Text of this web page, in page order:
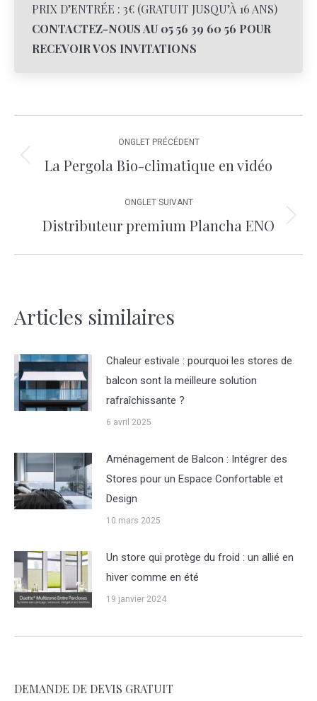
PRIX D’ENTRÉE : 3€ (GRATUIT JUSQU’À 16 ANS)
CONTACTEZ-NOUS AU 05 56 39 60 56 POUR
RECEVOIR VOS INVITATIONS
Navigation
commentaire
ONGLET PRÉCÉDENT
Onglet
La Pergola Bio-climatique en vidéo
ONGLET SUIVANT
Onglet
Distributeur premium Plancha ENO
Articles similaires
Chaleur estivale : pourquoi les stores de
balcon sont la meilleure solution
rafraîchissante ?
6 avril 2025
Aménagement de Balcon : Intégrer des
Stores pour un Espace Confortable et
Design
10 mars 2025
Un store qui protège du froid : un allié en
hiver comme en été
19 janvier 2024
DEMANDE DE DEVIS GRATUIT